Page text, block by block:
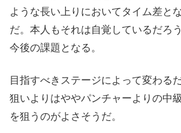
ような長い上りにおいてタイム差と
だ。本人もそれは自覚しているだろ
今後の課題となる。
目指すべきステージによって変わる
狙いよりはややパンチャーよりの中
を狙うのがよさそうだ。